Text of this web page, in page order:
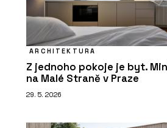
ARCHITEKTURA
Z jednoho pokoje je byt.
na Malé Straně v Praze
29. 5. 2026